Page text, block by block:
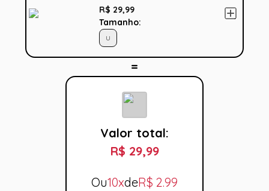
R$ 29,99
Tamanho:
U
Valor total:
R$ 29,99
Ou10xdeR$ 2.99